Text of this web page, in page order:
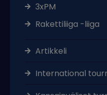
3xPM
Rakettiliiga -liiga
Artikkeli
International